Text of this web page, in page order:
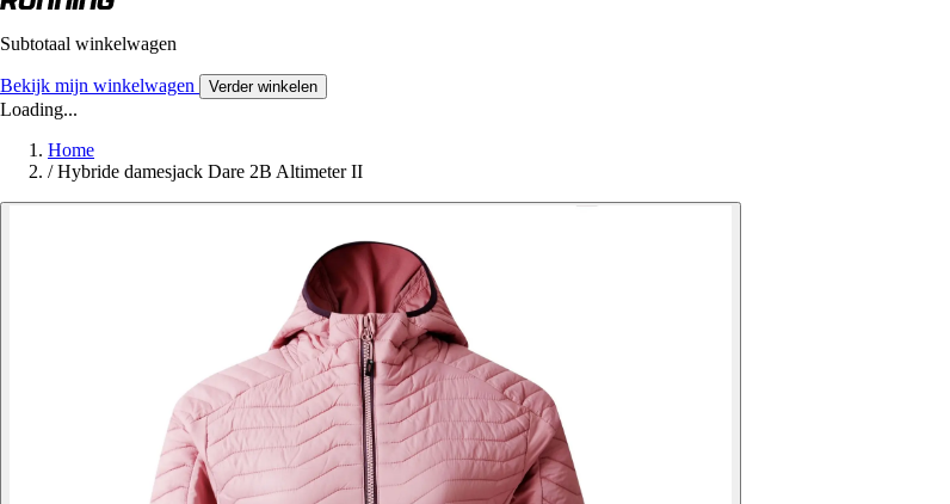
Subtotaal winkelwagen
Bekijk mijn winkelwagen Verder winkelen
Loading...
Home
/ Hybride damesjack Dare 2B Altimeter II